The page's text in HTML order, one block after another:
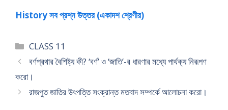
History সব প্রশ্ন উত্তর (একাদশ শ্রেণীর)
Categories
CLASS 11
বর্ণপ্রথার বৈশিষ্ট্য কী? ‘বর্ণ’ ও ‘জাতি’-র ধারণার মধ্যে পার্থক্য নিরূপণ
করাে।
রাজপুত জাতির উৎপত্তি সংক্রান্ত মতবাদ সম্পর্কে আলােচনা করাে।